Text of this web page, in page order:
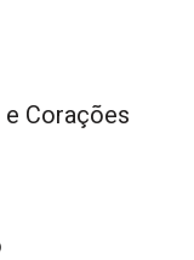
e Corações